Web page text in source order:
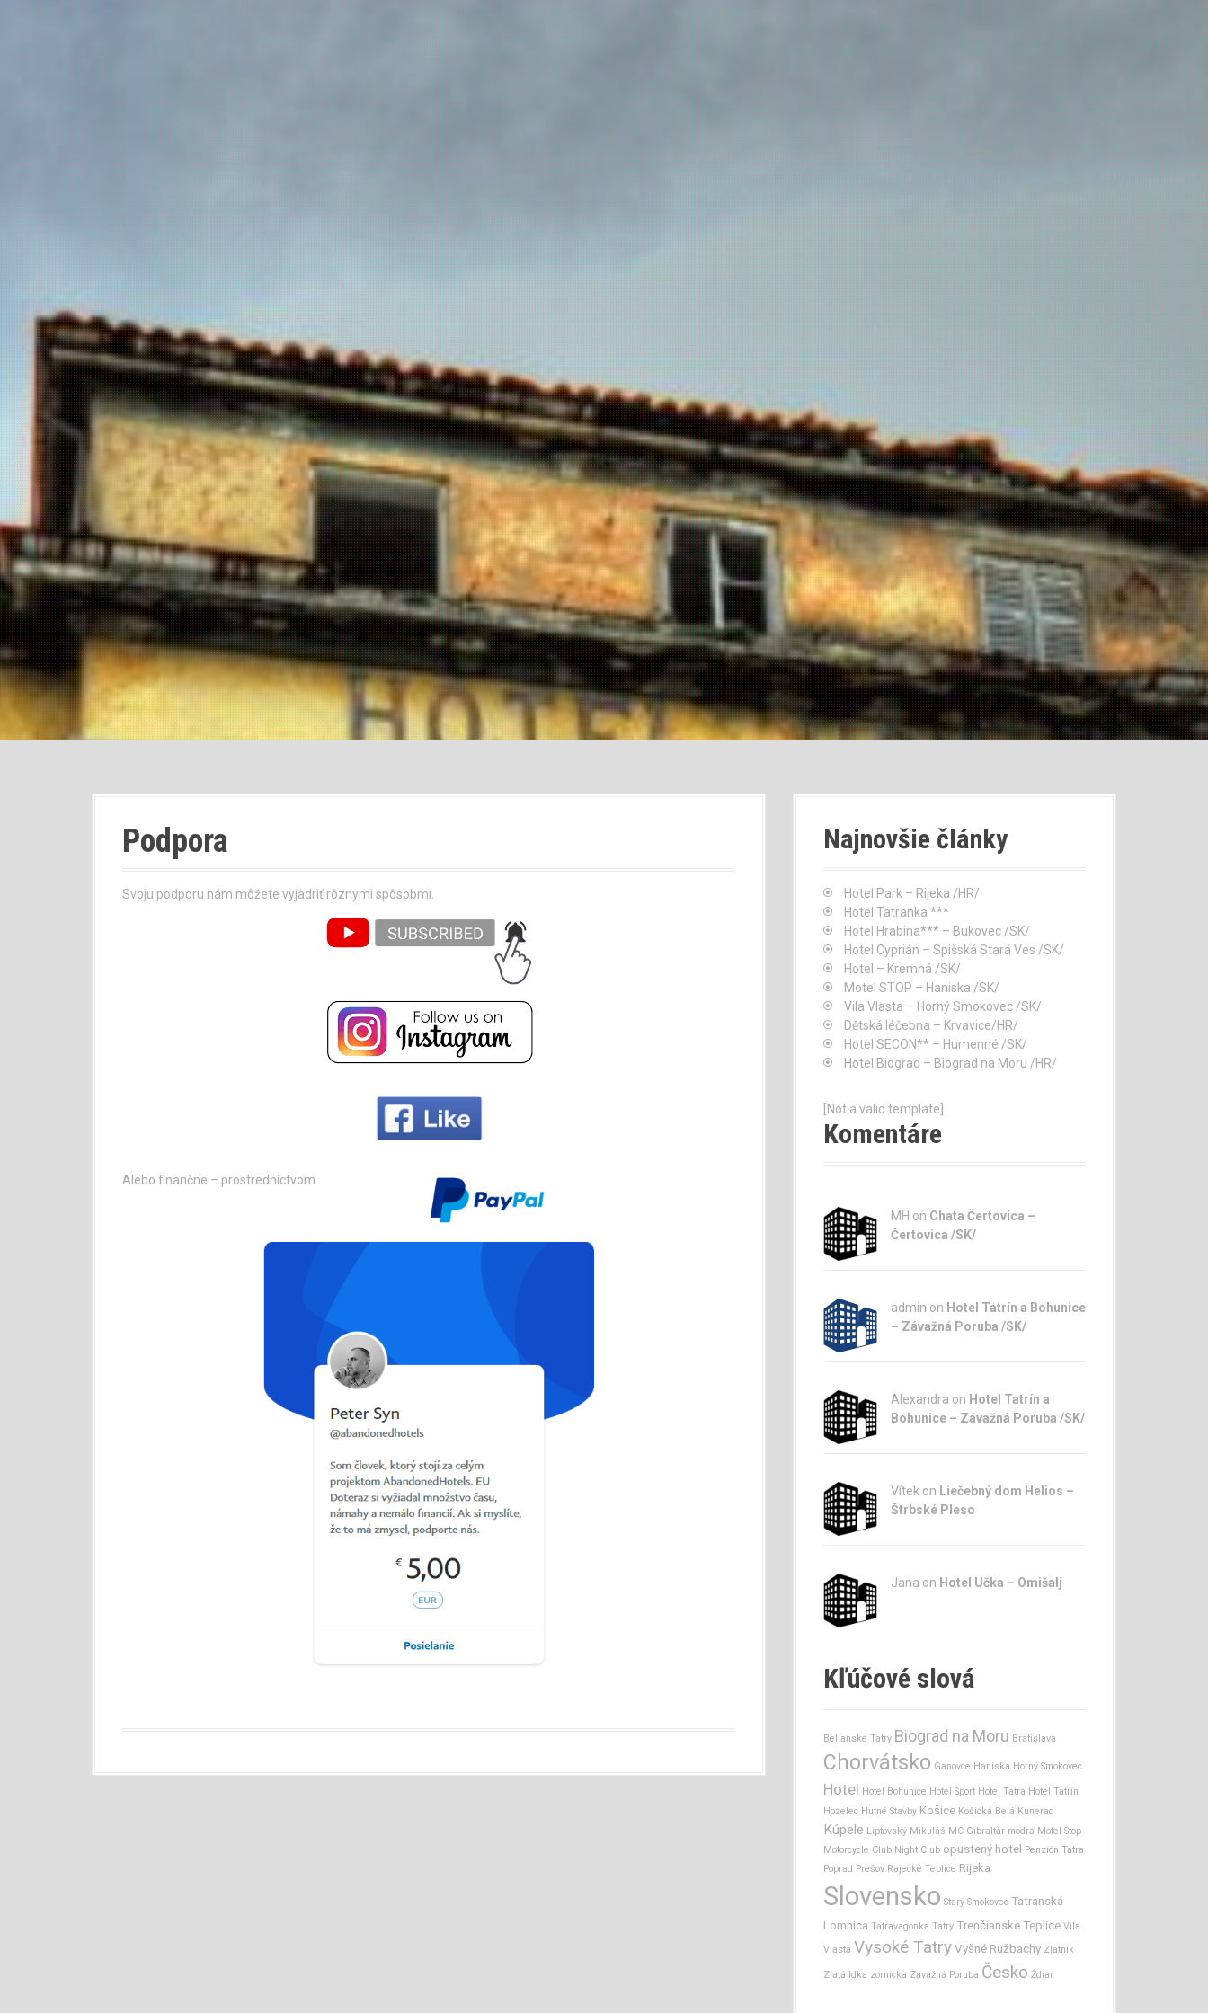
Podpora
Svoju podporu nám môžete vyjadriť rôznymi spôsobmi.
Alebo finančne – prostredníctvom
Najnovšie články
Hotel Park – Rijeka /HR/
Hotel Tatranka ***
Hotel Hrabina*** – Bukovec /SK/
Hotel Cyprián – Spišská Stará Ves /SK/
Hotel – Kremná /SK/
Motel STOP – Haniska /SK/
Vila Vlasta – Horný Smokovec /SK/
Dětská léčebna – Krvavice/HR/
Hotel SECON** – Humenné /SK/
Hotel Biograd – Biograd na Moru /HR/
[Not a valid template]
Komentáre
MH on Chata Čertovica –
Čertovica /SK/
admin on Hotel Tatrín a Bohunice
– Závažná Poruba /SK/
Alexandra on Hotel Tatrín a
Bohunice – Závažná Poruba /SK/
Vítek on Liečebný dom Helios –
Štrbské Pleso
Jana on Hotel Učka – Omišalj
Kľúčové slová
Belianske Tatry Biograd na Moru Bratislava
Chorvátsko Ganovce Haniska Horný Smokovec
Hotel Hotel Bohunice Hotel Sport Hotel Tatra Hotel Tatrín
Hozelec Hutné Stavby Košice Košická Belá Kunerad
Kúpele Liptovský Mikuláš MC Gibraltar modra Motel Stop
Motorcycle Club Night Club opustený hotel Penzión Tatra
Poprad Prešov Rajecké Teplice Rijeka
Slovensko Starý Smokovec Tatranská
Lomnica Tatravagonka Tatry Trenčianske Teplice Vila
Vlasta Vysoké Tatry Vyšné Ružbachy Zlatník
Zlatá Idka zornicka Závažná Poruba Česko Ždiar